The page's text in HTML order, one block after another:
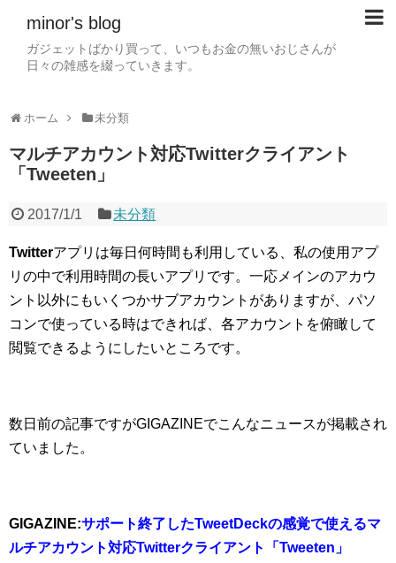
minor's blog
ガジェットばかり買って、いつもお金の無いおじさんが
日々の雑感を綴っていきます。
ホーム 未分類
マルチアカウント対応Twitterクライアント
「Tweeten」
2017/1/1 未分類
Twitterアプリは毎日何時間も利用している、私の使用アプ
リの中で利用時間の長いアプリです。一応メインのアカウ
ント以外にもいくつかサブアカウントがありますが、パソ
コンで使っている時はできれば、各アカウントを俯瞰して
閲覧できるようにしたいところです。
数日前の記事ですがGIGAZINEでこんなニュースが掲載され
ていました。
GIGAZINE:サポート終了したTweetDeckの感覚で使えるマ
ルチアカウント対応Twitterクライアント「Tweeten」